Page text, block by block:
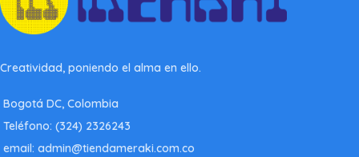
Creatividad, poniendo el alma en ello.
Bogotá DC, Colombia
Teléfono: (324) 2326243
email: admin@tiendameraki.com.co